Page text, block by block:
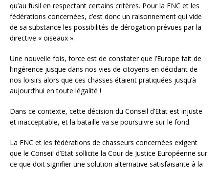
qu’au fusil en respectant certains critères. Pour la FNC et les
fédérations concernées, c’est donc un raisonnement qui vide
de sa substance les possibilités de dérogation prévues par la
directive « oiseaux ».
Une nouvelle fois, force est de constater que l’Europe fait de
l’ingérence jusque dans nos vies de citoyens en décidant de
nos loisirs alors que ces chasses étaient pratiquées jusqu’à
aujourd’hui en toute légalité !
Dans ce contexte, cette décision du Conseil d’Etat est injuste
et inacceptable, et la bataille va se poursuivre sur le fond.
La FNC et les fédérations de chasseurs concernées exigent
que le Conseil d’Etat sollicite la Cour de Justice Européenne sur
ce que doit signifier une solution alternative satisfaisante à la